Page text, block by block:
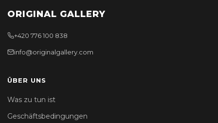
ORIGINAL GALLERY
+420 776 100 838
info@originalgallery.com
ÜBER UNS
Was zu tun ist
Geschäftsbedingungen